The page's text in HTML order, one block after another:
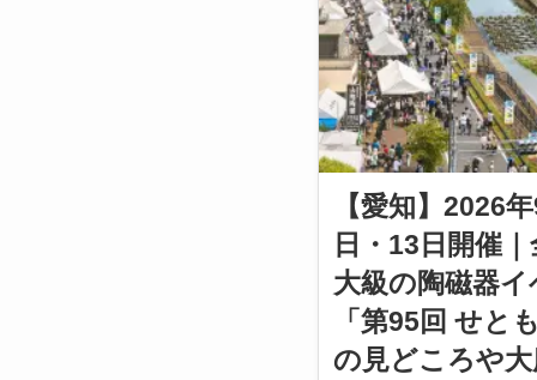
【愛知】2026
日・13日開催
大級の陶磁器
「第95回 せと
の見どころや